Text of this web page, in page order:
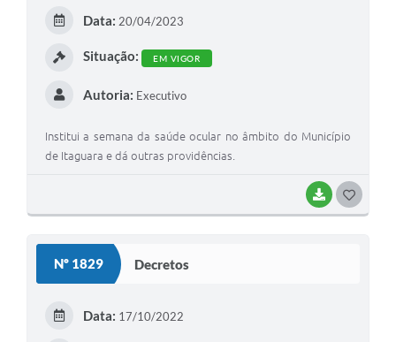
BAIXAR
Data: 20/04/2023
Situação: EM VIGOR
Autoria: Executivo
Institui a semana da saúde ocular no âmbito do Município
de Itaguara e dá outras providências.
Nº 1829 Decretos
Data: 17/10/2022